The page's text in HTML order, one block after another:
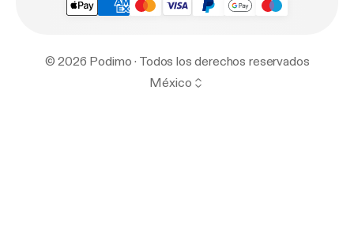
© 2026 Podimo · Todos los derechos reservados
México